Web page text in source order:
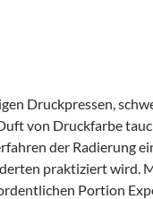
Druckpressen,
von Druckfarbe
der Radierung
praktiziert wird.
Portion